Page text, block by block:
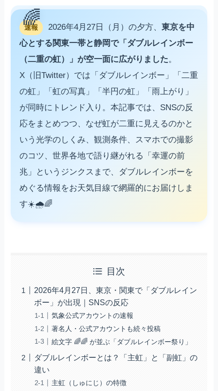
速報 2026年4月27日（月）の夕方、東京を中
心とする関東一帯と静岡で「ダブルレインボー
（二重の虹）」が空一面に広がりました。
X（旧Twitter）では「ダブルレインボー」「二重
の虹」「虹の写真」「半円の虹」「雨上がり」
が同時にトレンド入り。本記事では、SNSの反
応をまとめつつ、なぜ虹が二重に見えるのかと
いう光学のしくみ、観測条件、スマホでの撮影
のコツ、世界各地で語り継がれる「幸運の前
兆」というジンクスまで、ダブルレインボーを
めぐる情報をお天気目線で網羅的にお届けしま
す☀️🌧️🌈
目次
2026年4月27日、東京・関東で「ダブルレイン
ボー」が出現｜SNSの反応
気象公式アカウントの速報
著名人・公式アカウントも続々投稿
絵文字 🌈🌈 が並ぶ「ダブルレインボー祭り」
ダブルレインボーとは？「主虹」と「副虹」の
違い
主虹（しゅにじ）の特徴